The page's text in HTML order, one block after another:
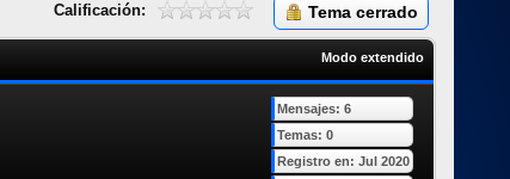
Tema cerrado
Calificación:
Modo extendido
Mensajes: 6
Temas: 0
Registro en: Jul 2020